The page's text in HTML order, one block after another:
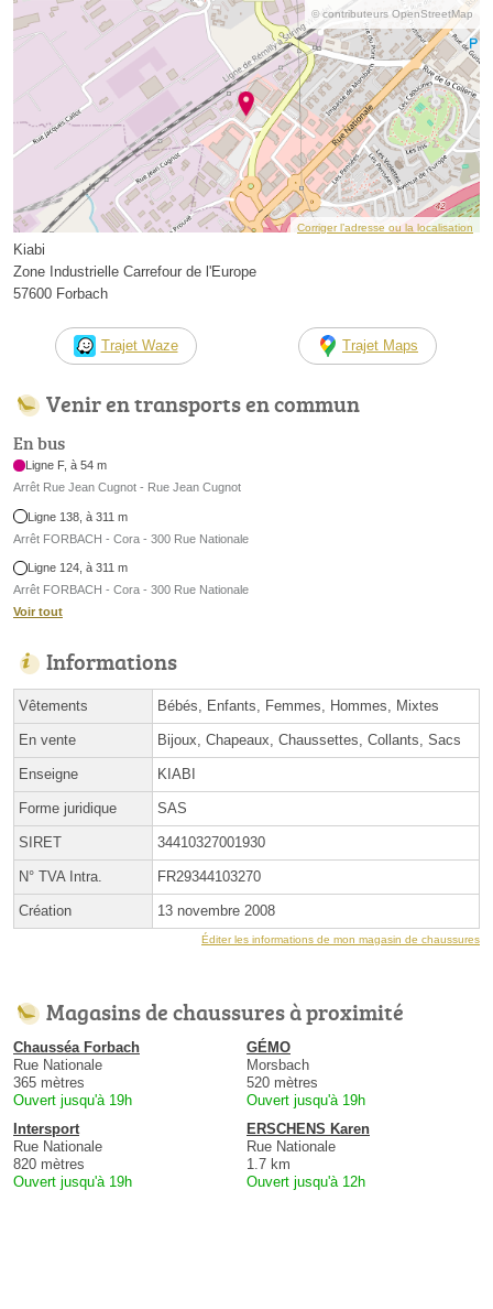
© contributeurs OpenStreetMap
Corriger l’adresse ou la localisation
Kiabi
Zone Industrielle Carrefour de l'Europe
57600 Forbach
Trajet Waze Trajet Maps
Venir en transports en commun
En bus
Ligne F, à 54 m
Arrêt Rue Jean Cugnot - Rue Jean Cugnot
Ligne 138, à 311 m
Arrêt FORBACH - Cora - 300 Rue Nationale
Ligne 124, à 311 m
Arrêt FORBACH - Cora - 300 Rue Nationale
Voir tout
Informations
Vêtements Bébés, Enfants, Femmes, Hommes, Mixtes
En vente Bijoux, Chapeaux, Chaussettes, Collants, Sacs
Enseigne KIABI
Forme juridique SAS
SIRET 34410327001930
N° TVA Intra. FR29344103270
Création 13 novembre 2008
Éditer les informations de mon magasin de chaussures
Magasins de chaussures à proximité
Chausséa Forbach
Rue Nationale
365 mètres
Ouvert jusqu'à 19h
GÉMO
Morsbach
520 mètres
Ouvert jusqu'à 19h
Intersport
Rue Nationale
820 mètres
Ouvert jusqu'à 19h
ERSCHENS Karen
Rue Nationale
1.7 km
Ouvert jusqu'à 12h